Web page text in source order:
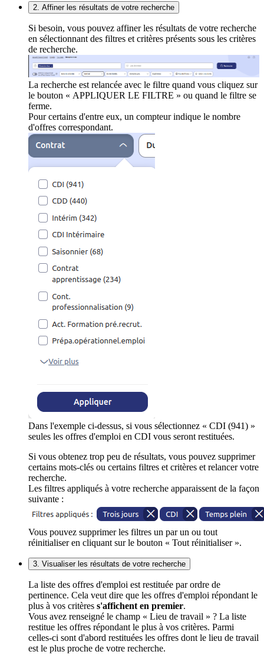
2. Affiner les résultats de votre recherche
Si besoin, vous pouvez affiner les résultats de votre recherche
en sélectionnant des filtres et critères présents sous les critères
de recherche.
La recherche est relancée avec le filtre quand vous cliquez sur
le bouton « APPLIQUER LE FILTRE » ou quand le filtre se
ferme.
Pour certains d'entre eux, un compteur indique le nombre
d'offres correspondant.
Dans l'exemple ci-dessus, si vous sélectionnez « CDI (941) »
seules les offres d'emploi en CDI vous seront restituées.
Si vous obtenez trop peu de résultats, vous pouvez supprimer
certains mots-clés ou certains filtres et critères et relancer votre
recherche.
Les filtres appliqués à votre recherche apparaissent de la façon
suivante :
Vous pouvez supprimer les filtres un par un ou tout
réinitialiser en cliquant sur le bouton « Tout réinitialiser ».
3. Visualiser les résultats de votre recherche
La liste des offres d'emploi est restituée par ordre de
pertinence. Cela veut dire que les offres d'emploi répondant le
plus à vos critères s'affichent en premier.
Vous avez renseigné le champ « Lieu de travail » ? La liste
restitue les offres répondant le plus à vos critères. Parmi
celles-ci sont d'abord restituées les offres dont le lieu de travail
est le plus proche de votre recherche.